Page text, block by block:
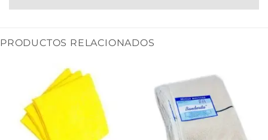
PRODUCTOS RELACIONADOS